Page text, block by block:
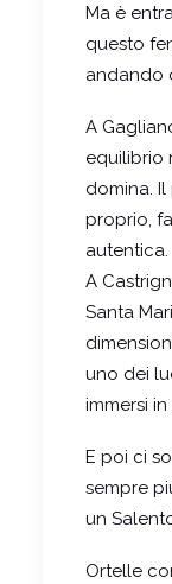
Ma è
questo
andando
A
equilibrio
domina.
proprio,
autentica.
A
Santa
uno dei
immersi
E poi ci
sempre
un
Ortelle